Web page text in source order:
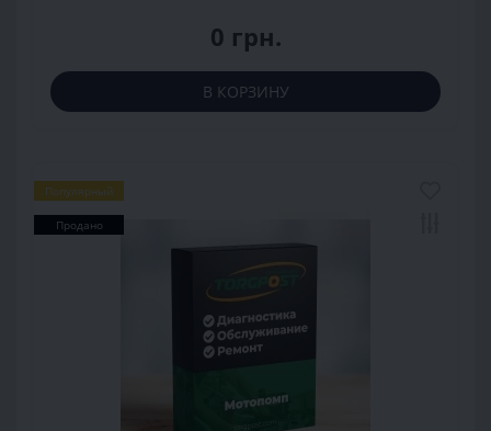
0 грн.
В КОРЗИНУ
Популярный
Продано